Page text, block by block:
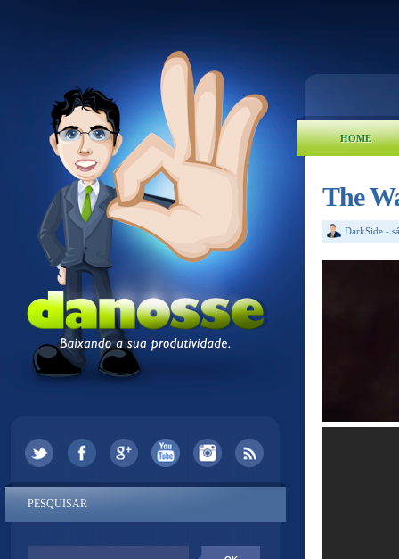
HOME
The
DarkSide -
PESQUISAR